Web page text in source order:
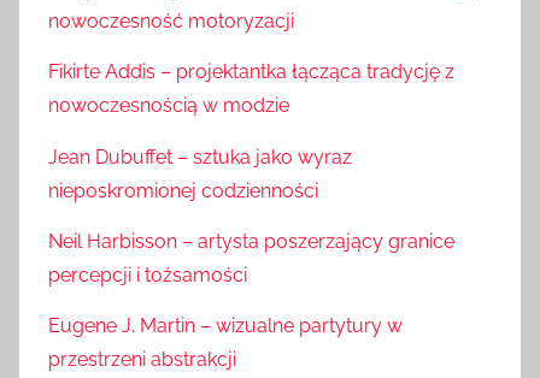
nowoczesność motoryzacji
Fikirte Addis – projektantka łącząca tradycję z
nowoczesnością w modzie
Jean Dubuffet – sztuka jako wyraz
nieposkromionej codzienności
Neil Harbisson – artysta poszerzający granice
percepcji i tożsamości
Eugene J. Martin – wizualne partytury w
przestrzeni abstrakcji